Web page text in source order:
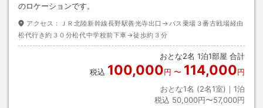
のロケーションです。
アクセス：
ＪＲ北陸新幹線長野駅善光寺出口→バス乗場３番古戦場経由
松代行き約３０分松代中学校前下車→徒歩約３分
おとな2名 1泊1部屋 合計
税込 100,000円 〜 114,000円
おとな1名 (2名1室)｜ 1泊
税込 50,000円〜57,000円